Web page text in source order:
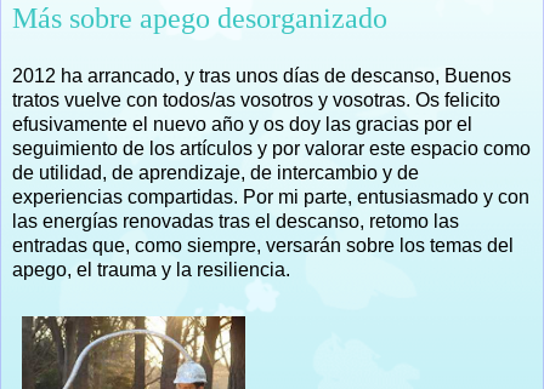
Más sobre apego desorganizado
2012 ha arrancado, y tras unos días de descanso, Buenos
tratos vuelve con todos/as vosotros y vosotras. Os felicito
efusivamente el nuevo año y os doy las gracias por el
seguimiento de los artículos y por valorar este espacio como
de utilidad, de aprendizaje, de intercambio y de
experiencias compartidas. Por mi parte, entusiasmado y con
las energías renovadas tras el descanso, retomo las
entradas que, como siempre, versarán sobre los temas del
apego, el trauma y la resiliencia.